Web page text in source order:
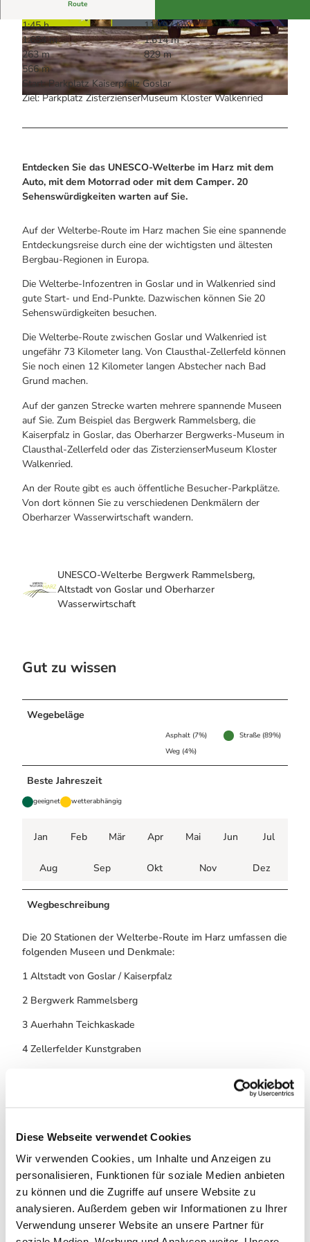
Diese Webseite verwendet Cookies
Wir verwenden Cookies, um Inhalte und Anzeigen zu
personalisieren, Funktionen für soziale Medien anbieten
zu können und die Zugriffe auf unsere Website zu
analysieren. Außerdem geben wir Informationen zu Ihrer
Verwendung unserer Website an unsere Partner für
Bogenschiessen in Hohegeiss
Noch lange nicht Schicht im Schacht
Die Eisflüsterer: Harzer Falken
Wanderführer Jörg Kühnhold
Informationen für Gastgeberinnen
Kulinarik
Einkaufen
Webcams
© Stefan Sobotta, UNESCO-Welterbe Bergwerk Rammelsberg, Altstadt von Goslar und Oberharzer
© UNESCO-Welterbe Bergwerk Rammelsberg,
Altstadt von Goslar und Oberharzer Wasserwirt
schaft
© Stefan Sobotta, UNESCO-Welterbe Bergwerk
Rammelsberg, Altstadt von Goslar und Oberhar
zer Wasserwirtschaft
Route
1:45 h
110,97 km
1.654 m
1.614 m
263 m
829 m
566 m
Start: Parkplatz Kaiserpfalz Goslar
Ziel: Parkplatz ZisterzienserMuseum Kloster Walkenried
Entdecken Sie das UNESCO-Welterbe im Harz mit dem
Auto, mit dem Motorrad oder mit dem Camper. 20
Sehenswürdigkeiten warten auf Sie.
Auf der Welterbe-Route im Harz machen Sie eine spannende
Entdeckungsreise durch eine der wichtigsten und ältesten
Bergbau-Regionen in Europa.
Die Welterbe-Infozentren in Goslar und in Walkenried sind
gute Start- und End-Punkte. Dazwischen können Sie 20
Sehenswürdigkeiten besuchen.
Die Welterbe-Route zwischen Goslar und Walkenried ist
ungefähr 73 Kilometer lang. Von Clausthal-Zellerfeld können
Sie noch einen 12 Kilometer langen Abstecher nach Bad
Grund machen.
Auf der ganzen Strecke warten mehrere spannende Museen
auf Sie. Zum Beispiel das Bergwerk Rammelsberg, die
Kaiserpfalz in Goslar, das Oberharzer Bergwerks-Museum in
Clausthal-Zellerfeld oder das ZisterzienserMuseum Kloster
Walkenried.
An der Route gibt es auch öffentliche Besucher-Parkplätze.
Von dort können Sie zu verschiedenen Denkmälern der
Oberharzer Wasserwirtschaft wandern.
UNESCO-Welterbe Bergwerk Rammelsberg,
Altstadt von Goslar und Oberharzer
Wasserwirtschaft
Gut zu wissen
Wegebeläge
Asphalt (7%)
Straße (89%)
Weg (4%)
Beste Jahreszeit
geeignet wetterabhängig
Jan Feb Mär Apr Mai Jun Jul
Aug Sep Okt Nov Dez
Wegbeschreibung
Die 20 Stationen der Welterbe-Route im Harz umfassen die
folgenden Museen und Denkmale:
1 Altstadt von Goslar / Kaiserpfalz
2 Bergwerk Rammelsberg
3 Auerhahn Teichkaskade
4 Zellerfelder Kunstgraben
9 Grunder Gefälle
10 19-Lachter-Stollen
11 Schachtanlage Knesebeck